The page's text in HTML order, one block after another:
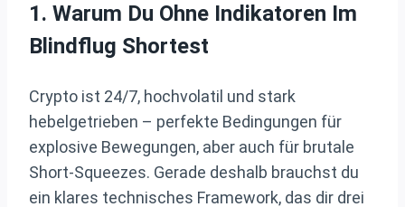
1. Warum Du Ohne Indikatoren Im
Blindflug Shortest
Crypto ist 24/7, hochvolatil und stark
hebelgetrieben – perfekte Bedingungen für
explosive Bewegungen, aber auch für brutale
Short‑Squeezes. Gerade deshalb brauchst du
ein klares technisches Framework, das dir drei